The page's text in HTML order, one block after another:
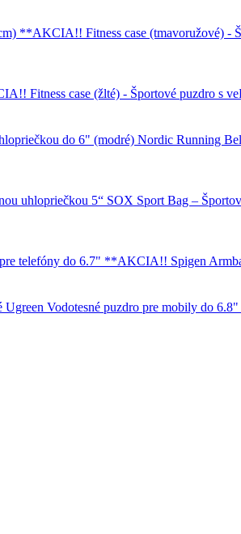
Fitness case (tmavoružové)
Fitness case (žlté) - Športové puzdro
Nordic Running
SOX Sport Bag –
Spigen
Ugreen Vodotesné puzdro pre mobily do